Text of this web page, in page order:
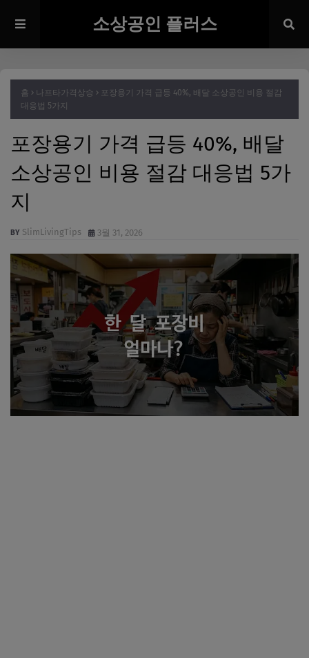
소상공인 플러스
홈 나프타가격상승
포장용기 가격 급등 40%, 배달 소상공인 비용 절감
대응법 5가지
포장용기 가격 급등 40%, 배달
소상공인 비용 절감 대응법 5가
지
SlimLivingTips 3월 31, 2026